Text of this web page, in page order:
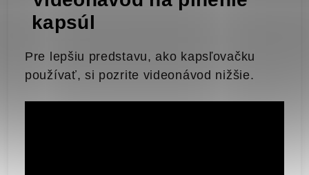
kapsúl
Pre lepšiu predstavu, ako kapsľovačku
používať, si pozrite videonávod nižšie.